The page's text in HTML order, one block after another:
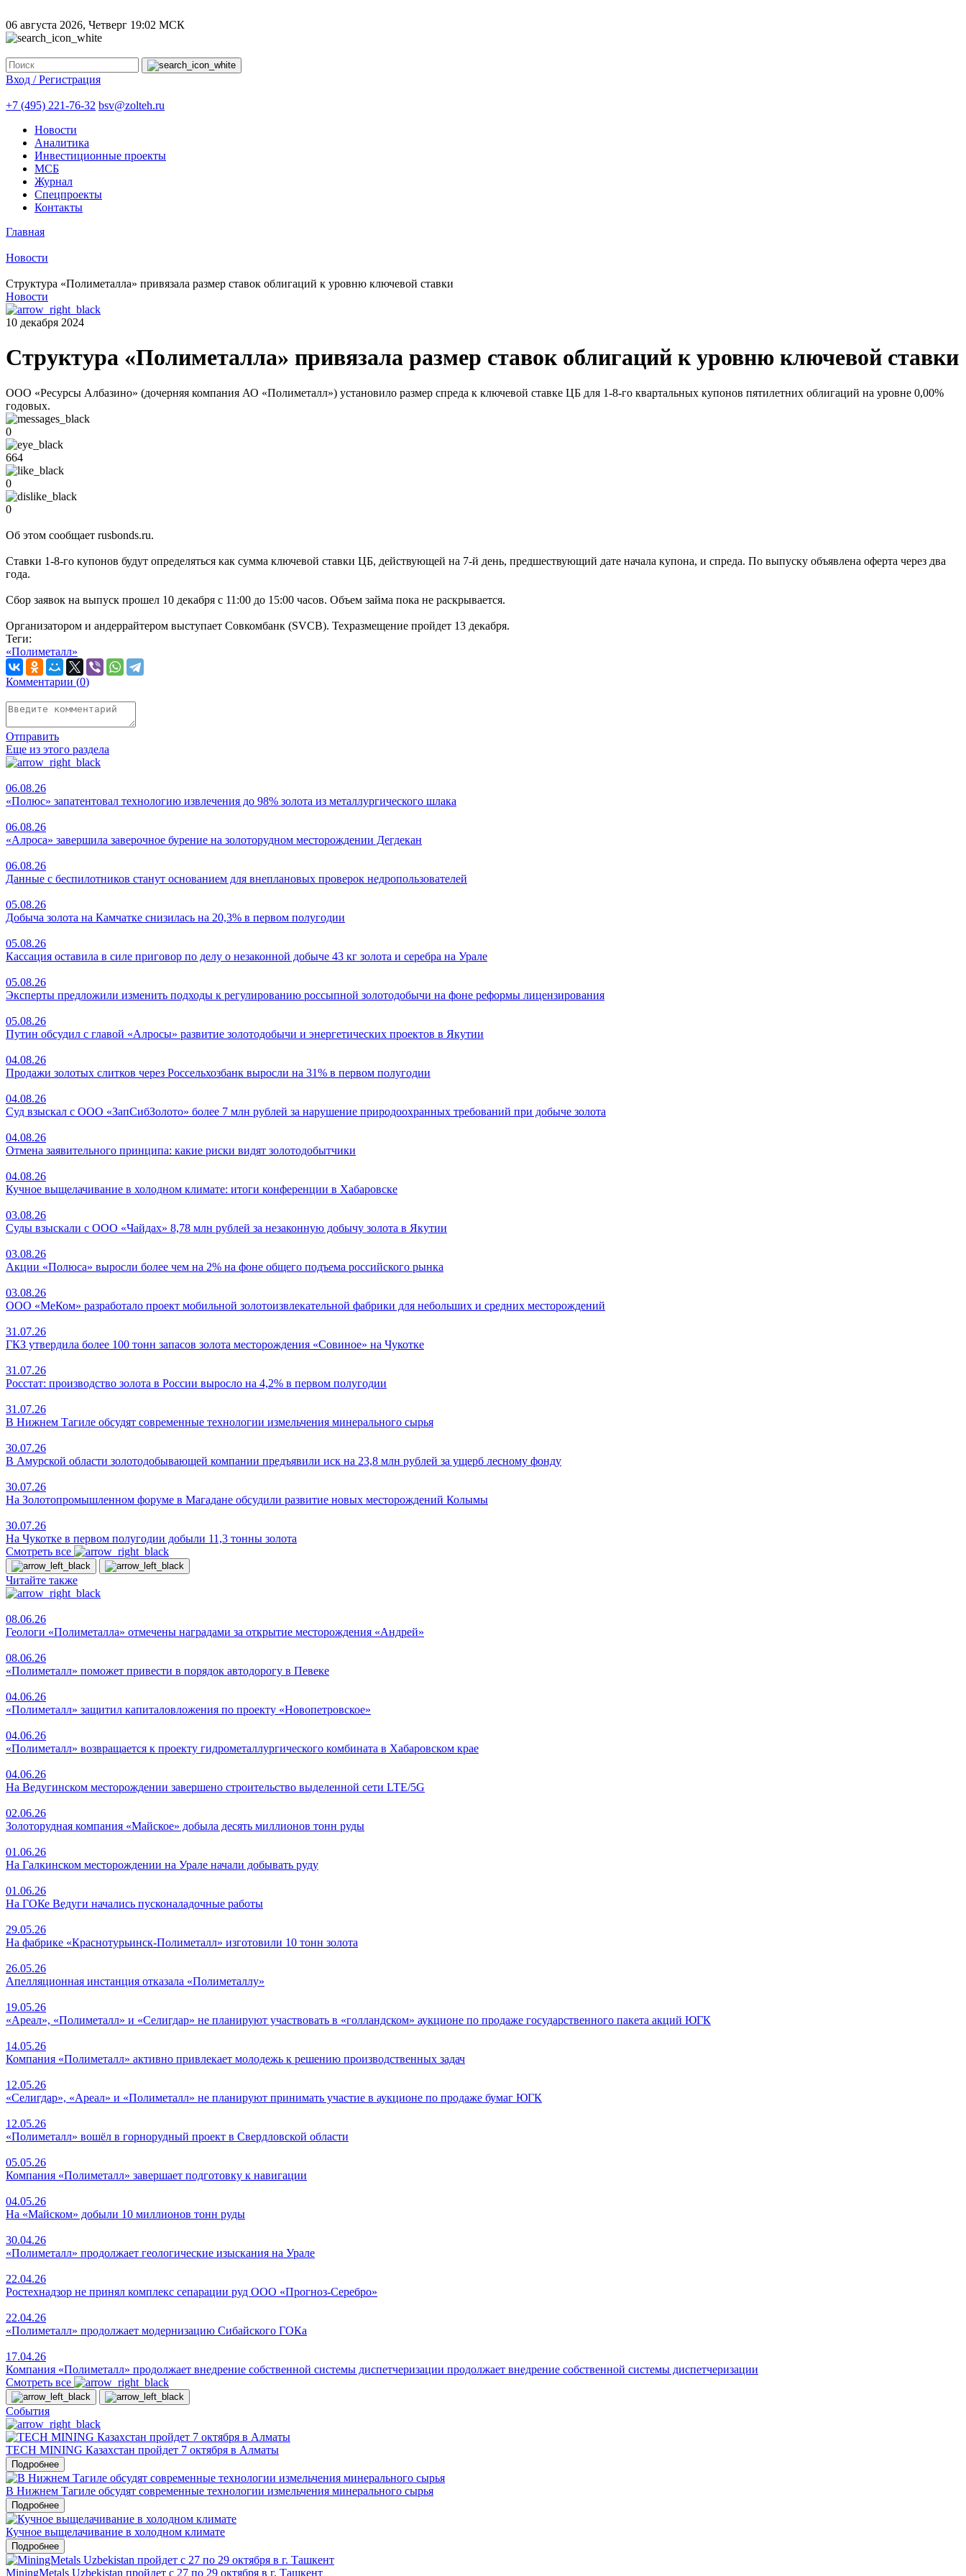
06 августа 2026, Четверг 19:02 МСК
Вход / Регистрация
+7 (495) 221-76-32 bsv@zolteh.ru
Новости
Аналитика
Инвестиционные проекты
МСБ
Журнал
Спецпроекты
Контакты
Главная
Новости
Структура «Полиметалла» привязала размер ставок облигаций к уровню ключевой ставки
Новости
10 декабря 2024
Структура «Полиметалла» привязала размер ставок облигаций к уровню ключевой ставки
ООО «Ресурсы Албазино» (дочерняя компания АО «Полиметалл») установило размер спреда к ключевой ставке ЦБ для 1-8-го квартальных купонов пятилетних облигаций на уровне 0,00%
годовых.
0
664
0
0
Об этом сообщает rusbonds.ru.
Ставки 1-8-го купонов будут определяться как сумма ключевой ставки ЦБ, действующей на 7-й день, предшествующий дате начала купона, и спреда. По выпуску объявлена оферта через два
года.
Сбор заявок на выпуск прошел 10 декабря с 11:00 до 15:00 часов. Объем займа пока не раскрывается.
Организатором и андеррайтером выступает Совкомбанк (SVCB). Техразмещение пройдет 13 декабря.
Теги:
«Полиметалл»
Комментарии (0)
Отправить
Еще из этого раздела
06.08.26
«Полюс» запатентовал технологию извлечения до 98% золота из металлургического шлака
06.08.26
«Алроса» завершила заверочное бурение на золоторудном месторождении Дегдекан
06.08.26
Данные с беспилотников станут основанием для внеплановых проверок недропользователей
05.08.26
Добыча золота на Камчатке снизилась на 20,3% в первом полугодии
05.08.26
Кассация оставила в силе приговор по делу о незаконной добыче 43 кг золота и серебра на Урале
05.08.26
Эксперты предложили изменить подходы к регулированию россыпной золотодобычи на фоне реформы лицензирования
05.08.26
Путин обсудил с главой «Алросы» развитие золотодобычи и энергетических проектов в Якутии
04.08.26
Продажи золотых слитков через Россельхозбанк выросли на 31% в первом полугодии
04.08.26
Суд взыскал с ООО «ЗапСибЗолото» более 7 млн рублей за нарушение природоохранных требований при добыче золота
04.08.26
Отмена заявительного принципа: какие риски видят золотодобытчики
04.08.26
Кучное выщелачивание в холодном климате: итоги конференции в Хабаровске
03.08.26
Суды взыскали с ООО «Чайдах» 8,78 млн рублей за незаконную добычу золота в Якутии
03.08.26
Акции «Полюса» выросли более чем на 2% на фоне общего подъема российского рынка
03.08.26
ООО «МеКом» разработало проект мобильной золотоизвлекательной фабрики для небольших и средних месторождений
31.07.26
ГКЗ утвердила более 100 тонн запасов золота месторождения «Совиное» на Чукотке
31.07.26
Росстат: производство золота в России выросло на 4,2% в первом полугодии
31.07.26
В Нижнем Тагиле обсудят современные технологии измельчения минерального сырья
30.07.26
В Амурской области золотодобывающей компании предъявили иск на 23,8 млн рублей за ущерб лесному фонду
30.07.26
На Золотопромышленном форуме в Магадане обсудили развитие новых месторождений Колымы
30.07.26
На Чукотке в первом полугодии добыли 11,3 тонны золота
Смотреть все
Читайте также
08.06.26
Геологи «Полиметалла» отмечены наградами за открытие месторождения «Андрей»
08.06.26
«Полиметалл» поможет привести в порядок автодорогу в Певеке
04.06.26
«Полиметалл» защитил капиталовложения по проекту «Новопетровское»
04.06.26
«Полиметалл» возвращается к проекту гидрометаллургического комбината в Хабаровском крае
04.06.26
На Ведугинском месторождении завершено строительство выделенной сети LTE/5G
02.06.26
Золоторудная компания «Майское» добыла десять миллионов тонн руды
01.06.26
На Галкинском месторождении на Урале начали добывать руду
01.06.26
На ГОКе Ведуги начались пусконаладочные работы
29.05.26
На фабрике «Краснотурьинск-Полиметалл» изготовили 10 тонн золота
26.05.26
Апелляционная инстанция отказала «Полиметаллу»
19.05.26
«Ареал», «Полиметалл» и «Селигдар» не планируют участвовать в «голландском» аукционе по продаже государственного пакета акций ЮГК
14.05.26
Компания «Полиметалл» активно привлекает молодежь к решению производственных задач
12.05.26
«Селигдар», «Ареал» и «Полиметалл» не планируют принимать участие в аукционе по продаже бумаг ЮГК
12.05.26
«Полиметалл» вошёл в горнорудный проект в Свердловской области
05.05.26
Компания «Полиметалл» завершает подготовку к навигации
04.05.26
На «Майском» добыли 10 миллионов тонн руды
30.04.26
«Полиметалл» продолжает геологические изыскания на Урале
22.04.26
Ростехнадзор не принял комплекс сепарации руд ООО «Прогноз-Серебро»
22.04.26
«Полиметалл» продолжает модернизацию Сибайского ГОКа
17.04.26
Компания «Полиметалл» продолжает внедрение собственной системы диспетчеризации продолжает внедрение собственной системы диспетчеризации
Смотреть все
События
TECH MINING Казахстан пройдет 7 октября в Алматы
Подробнее
В Нижнем Тагиле обсудят современные технологии измельчения минерального сырья
Подробнее
Кучное выщелачивание в холодном климате
Подробнее
MiningMetals Uzbekistan пройдет с 27 по 29 октября в г. Ташкент